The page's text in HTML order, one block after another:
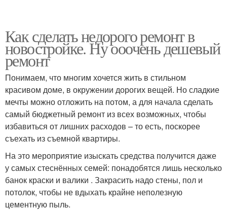
Как сделать недорого ремонт в
новостройке. Ну ооочень дешевый
ремонт
Понимаем, что многим хочется жить в стильном
красивом доме, в окружении дорогих вещей. Но сладкие
мечты можно отложить на потом, а для начала сделать
самый бюджетный ремонт из всех возможных, чтобы
избавиться от лишних расходов – то есть, поскорее
съехать из съемной квартиры.
На это мероприятие изыскать средства получится даже
у самых стеснённых семей: понадобятся лишь несколько
банок краски и валики . Закрасить надо стены, пол и
потолок, чтобы не вдыхать крайне неполезную
цементную пыль.